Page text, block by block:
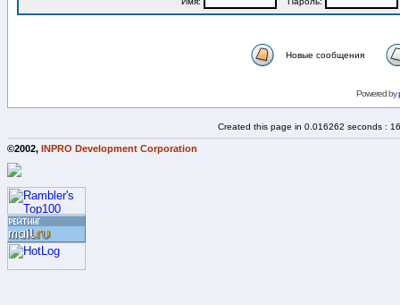
Новые сообщения
Powered by
Created this page in 0.016262 seconds :
©2002, INPRO Development Corporation